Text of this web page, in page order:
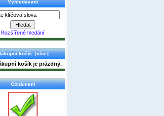
Vyhledávaní
Rozšířené hledání
košík [více]
košík je prázdný.
Oznámení